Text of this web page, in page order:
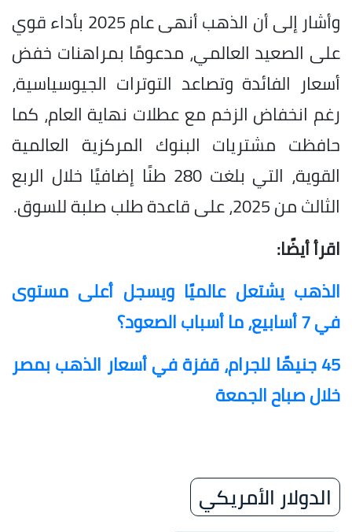
وأشار إلى أن الذهب أنهى عام 2025 بأداء قوي
على الصعيد العالمي، مدعومًا بمراهنات خفض
أسعار الفائدة وتصاعد التوترات الجيوسياسية،
رغم انخفاض الزخم مع عطلات نهاية العام، كما
حافظت مشتريات البنوك المركزية العالمية
القوية، التي بلغت 280 طنًا إضافيًا خلال الربع
الثالث من 2025، على قاعدة طلب صلبة للسوق.
اقرأ أيضًا:
الذهب يشتعل عالميًا ويسجل أعلى مستوى
في 7 أسابيع، ما أسباب الصعود؟
45 جنيهًا للجرام، قفزة في أسعار الذهب بمصر
خلال صباح الجمعة
الدولار الأمريكي